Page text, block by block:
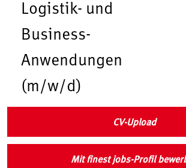
Logistik- und
Business-
Anwendungen
(m/w/d)
CV-Upload
Mit finest jobs-Profil